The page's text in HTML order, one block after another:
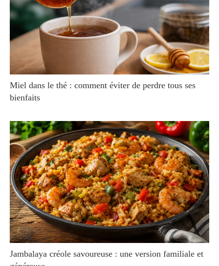
Miel dans le thé : comment éviter de perdre tous ses
bienfaits
Jambalaya créole savoureuse : une version familiale et